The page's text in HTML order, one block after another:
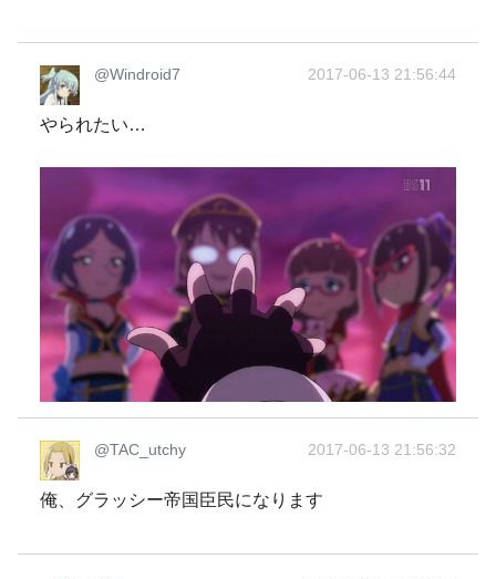
@Windroid7 2017-06-13 21:56:44
やられたい…
@TAC_utchy 2017-06-13 21:56:32
俺、グラッシー帝国臣民になります